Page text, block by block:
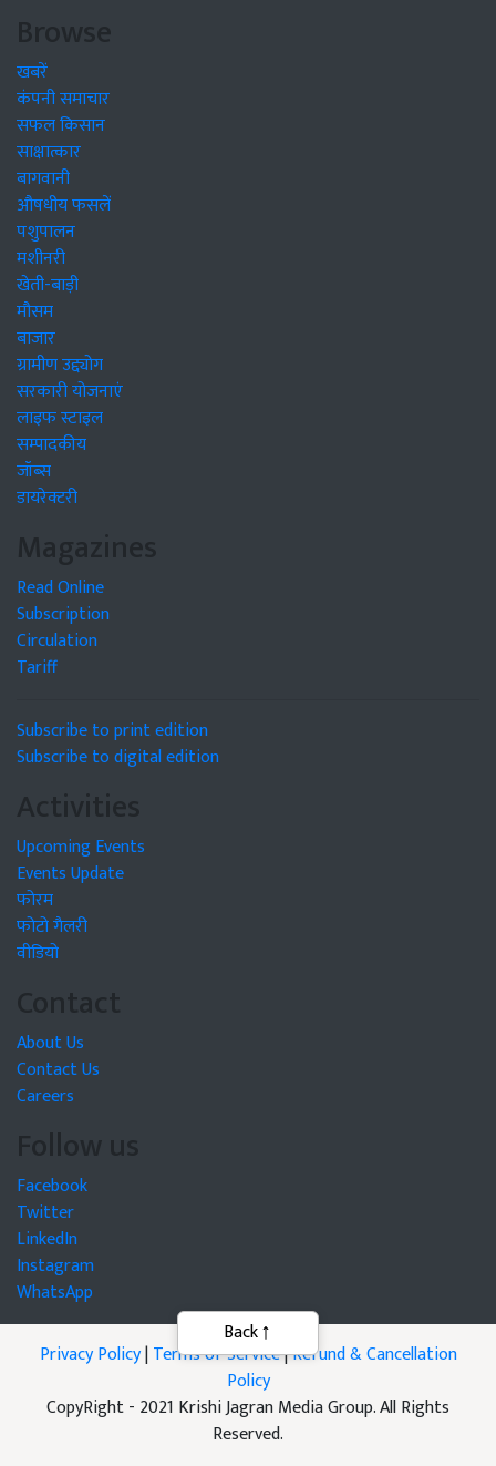
Browse
खबरें
कंपनी समाचार
सफल किसान
साक्षात्कार
बागवानी
औषधीय फसलें
पशुपालन
मशीनरी
खेती-बाड़ी
मौसम
बाजार
ग्रामीण उद्द्योग
सरकारी योजनाएं
लाइफ स्टाइल
सम्पादकीय
जॉब्स
डायरेक्टरी
Magazines
Read Online
Subscription
Circulation
Tariff
Subscribe to print edition
Subscribe to digital edition
Activities
Upcoming Events
Events Update
फोरम
फोटो गैलरी
वीडियो
Contact
About Us
Contact Us
Careers
Follow us
Facebook
Twitter
LinkedIn
Instagram
WhatsApp
Privacy Policy|Terms of Service|Refund & Cancellation
Policy
CopyRight - 2021 Krishi Jagran Media Group. All Rights
Reserved.
Back